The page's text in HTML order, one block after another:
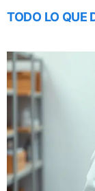
TODO LO QUE